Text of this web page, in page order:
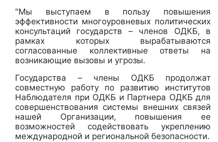
"Мы выступаем в пользу повышения
эффективности многоуровневых политических
консультаций государств – членов ОДКБ, в
рамках которых вырабатываются
согласованные коллективные ответы на
возникающие вызовы и угрозы.
Государства – члены ОДКБ продолжат
совместную работу по развитию институтов
Наблюдателя при ОДКБ и Партнера ОДКБ для
совершенствования системы внешних связей
нашей Организации, повышения ее
возможностей содействовать укреплению
международной и региональной безопасности.